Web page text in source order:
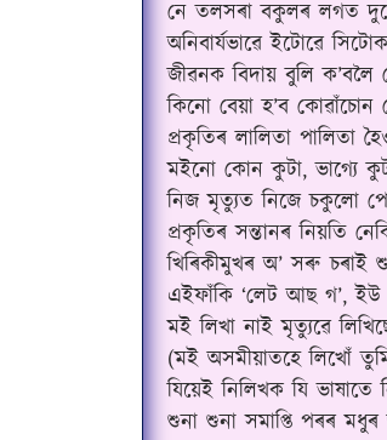
নে তলসৰা বকুলৰ লগত
অনিবাৰ্যভাৱে ইটোৱে
জীৱনক বিদায় বুলি
কিনো বেয়া হ’ব কোৱাঁচোন
প্ৰকৃতিৰ লালিতা পালিতা
মইনো কোন কুটা, ভাগ্যে
নিজ মৃত্যুত নিজে চকুলো
প্ৰকৃতিৰ সন্তানৰ নিয়তি
খিৰিকীমুখৰ অ’ সৰু চৰাই
এইফাঁকি ‘লেট আছ গ’,
মই লিখা নাই মৃত্যুৱে
(মই অসমীয়াতহে লিখোঁ
যিয়েই নিলিখক যি ভাষাতে
শুনা শুনা সমাপ্তি পৰৰ মধুৰ